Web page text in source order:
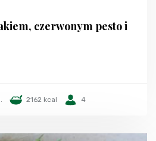
czerwonym pesto i
2162 kcal 4